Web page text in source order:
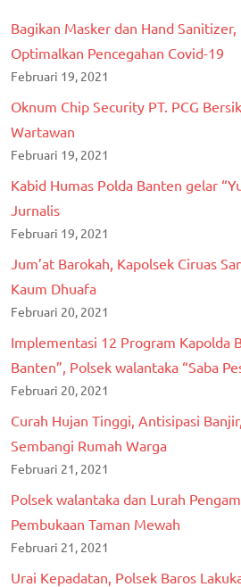
Bagikan Masker dan Hand
Optimalkan Pencegahan Covid-19
Februari 19, 2021
Oknum Chip Security PT. PCG
Wartawan
Februari 19, 2021
Kabid Humas Polda Banten gelar
Jurnalis
Februari 19, 2021
Jum’at Barokah, Kapolsek Ciruas
Kaum Dhuafa
Februari 20, 2021
Implementasi 12 Program Kapolda
Banten”, Polsek walantaka “Saba
Februari 20, 2021
Curah Hujan Tinggi, Antisipasi
Sembangi Rumah Warga
Februari 21, 2021
Polsek walantaka dan Lurah
Pembukaan Taman Mewah
Februari 21, 2021
Urai Kepadatan, Polsek Baros